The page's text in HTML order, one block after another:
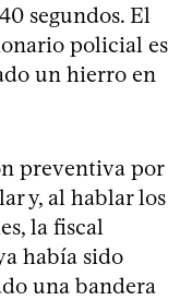
segundos. El
policial es
un hierro en
preventiva por
y, al hablar los
la fiscal
había sido
una bandera